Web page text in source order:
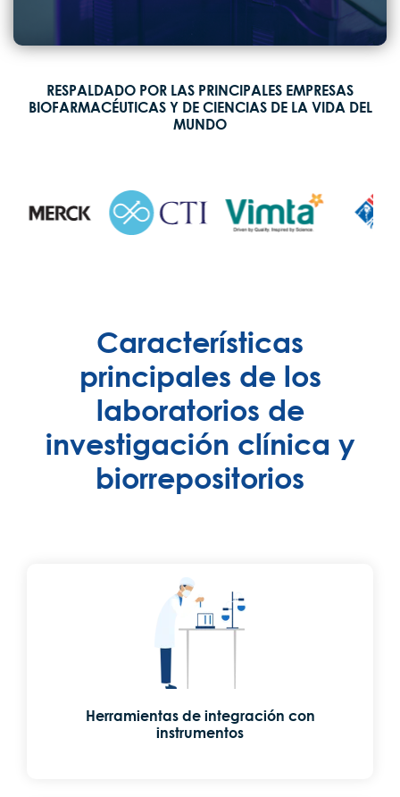
RESPALDADO POR LAS PRINCIPALES EMPRESAS
BIOFARMACÉUTICAS Y DE CIENCIAS DE LA VIDA DEL
MUNDO
Características
principales de los
laboratorios de
investigación clínica y
biorrepositorios
Herramientas de integración con
instrumentos